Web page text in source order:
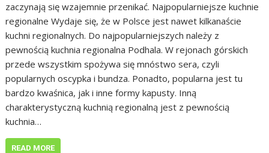
zaczynają się wzajemnie przenikać. Najpopularniejsze kuchnie
regionalne Wydaje się, że w Polsce jest nawet kilkanaście
kuchni regionalnych. Do najpopularniejszych należy z
pewnością kuchnia regionalna Podhala. W rejonach górskich
przede wszystkim spożywa się mnóstwo sera, czyli
popularnych oscypka i bundza. Ponadto, popularna jest tu
bardzo kwaśnica, jak i inne formy kapusty. Inną
charakterystyczną kuchnią regionalną jest z pewnością
kuchnia…
READ MORE